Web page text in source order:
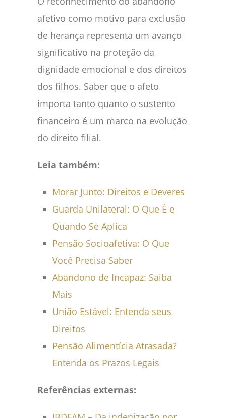
afetivo como motivo para exclusão
de herança representa um avanço
significativo na proteção da
dignidade emocional e dos direitos
dos filhos. Saber que o afeto
importa tanto quanto o sustento
financeiro é um marco na evolução
do direito filial.
Leia também:
Morar Junto: Direitos e Deveres
Guarda Unilateral: O Que É e
Quando Se Aplica
Pensão Socioafetiva: O Que
Você Precisa Saber
Abandono de Incapaz: Saiba
Mais
União Estável: Entenda seus
Direitos
Pensão Alimentícia Atrasada?
Entenda os Prazos Legais
Referências externas: